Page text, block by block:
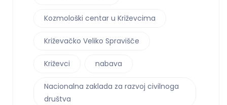
Kozmološki centar u Križevcima
Križevačko Veliko Spravišče
Križevci nabava
Nacionalna zaklada za razvoj civilnoga
društva